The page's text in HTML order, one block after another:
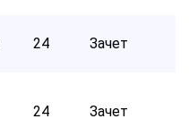
24 Зачет
24 Зачет